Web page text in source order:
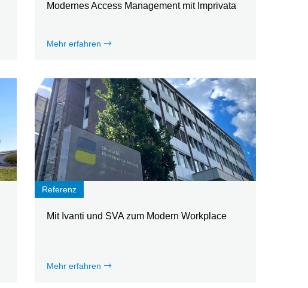
Modernes Access Management mit Imprivata
Mehr erfahren
Referenz
Mit Ivanti und SVA zum Modern Workplace
Mehr erfahren